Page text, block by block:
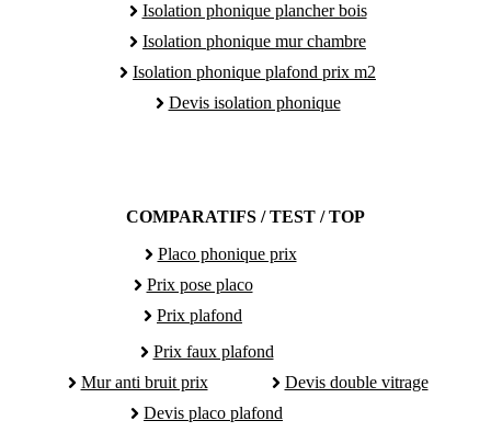
Isolation phonique plancher bois
Isolation phonique mur chambre
Isolation phonique plafond prix m2
Devis isolation phonique
COMPARATIFS / TEST / TOP
Placo phonique prix
Prix pose placo
Prix plafond
Prix faux plafond
Mur anti bruit prix
Devis double vitrage
Devis placo plafond